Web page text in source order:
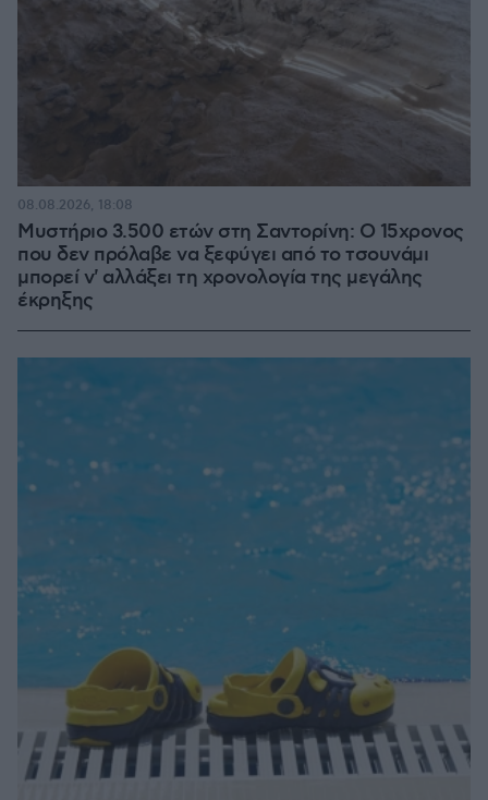
Μυστήριο 3.500 ετών στη Σαντορίνη: Ο 15χρονος
που δεν πρόλαβε να ξεφύγει από το τσουνάμι
μπορεί ν' αλλάξει τη χρονολογία της μεγάλης
έκρηξης
08.08.2026, 18:08